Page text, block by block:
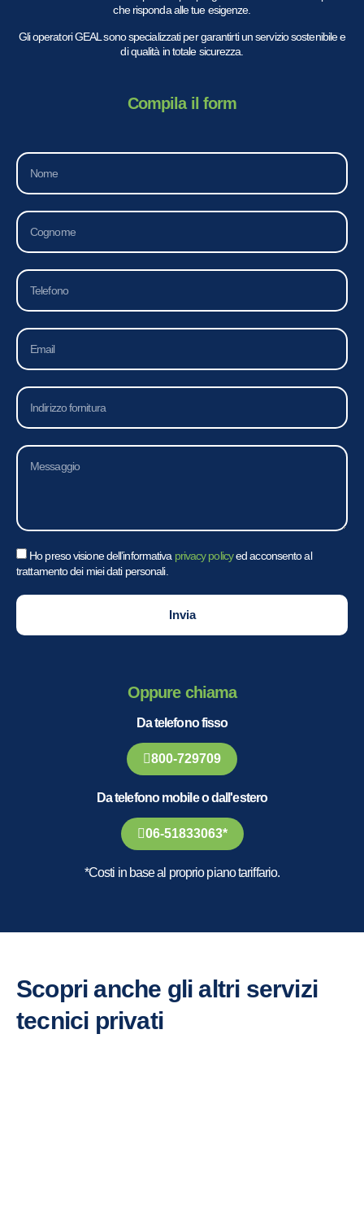
che risponda alle tue esigenze.
Gli operatori GEAL sono specializzati per garantirti un servizio sostenibile e
di qualità in totale sicurezza.
Compila il form
Ho preso visione dell’informativa privacy policyed acconsento al
trattamento dei miei dati personali.
Invia
Oppure chiama
Da telefono fisso
800-729709
Da telefono mobile o dall'estero
06-51833063*
*Costi in base al proprio piano tariffario.
Scopri anche gli altri servizi
tecnici privati